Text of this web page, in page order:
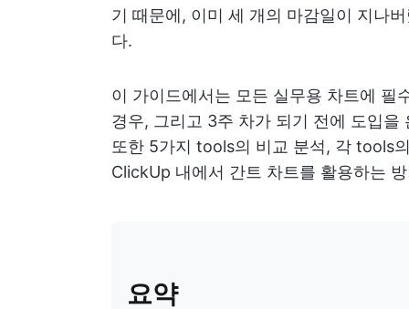
기 때문에, 이미 세 개의 마감일이 지나
다.
이 가이드에서는 모든 실무용 차트에 필
경우, 그리고 3주 차가 되기 전에 도입
또한 5가지 tools의 비교 분석, 각 tools
ClickUp 내에서 간트 차트를 활용하는
요약